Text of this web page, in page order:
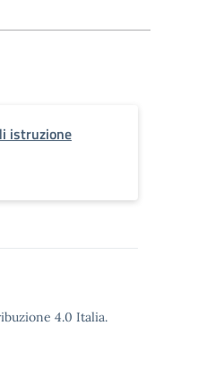
istruzione
4.0 Italia.